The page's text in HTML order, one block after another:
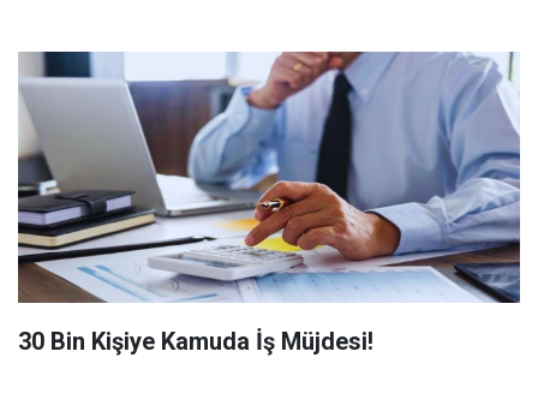
​30 Bin Kişiye Kamuda İş Müjdesi!